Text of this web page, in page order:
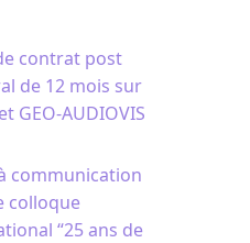
contrat post
de 12 mois sur
GEO-AUDIOVIS
communication
colloque
“25 ans de